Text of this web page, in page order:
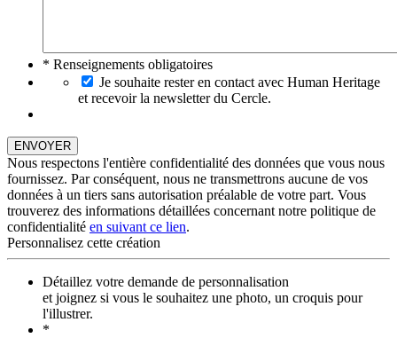
* Renseignements obligatoires
Je souhaite rester en contact avec Human Heritage
et recevoir la newsletter du Cercle.
Nous respectons l'entière confidentialité des données que vous nous
fournissez. Par conséquent, nous ne transmettrons aucune de vos
données à un tiers sans autorisation préalable de votre part. Vous
trouverez des informations détaillées concernant notre politique de
confidentialité en suivant ce lien.
Personnalisez cette création
Détaillez votre demande de personnalisation
et joignez si vous le souhaitez une photo, un croquis pour
l'illustrer.
*